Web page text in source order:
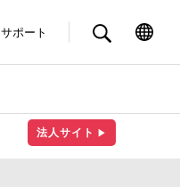
サポート
法人サイト ▶